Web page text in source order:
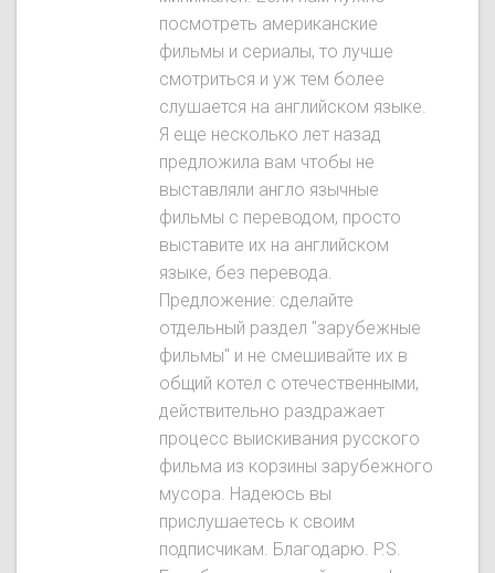
посмотреть американские
фильмы и сериалы, то лучше
смотриться и уж тем более
слушается на английском языке.
Я еще несколько лет назад
предложила вам чтобы не
выставляли англо язычные
фильмы с переводом, просто
выставите их на английском
языке, без перевода.
Предложение: сделайте
отдельный раздел "зарубежные
фильмы" и не смешивайте их в
общий котел с отечественными,
действительно раздражает
процесс выискивания русского
фильма из корзины зарубежного
мусора. Надеюсь вы
прислушаетесь к своим
подписчикам. Благодарю. P.S.